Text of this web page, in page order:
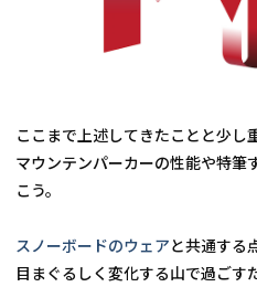
ここまで上述してきたことと少し
マウンテンパーカーの性能や特筆
こう。
スノーボードのウェアと共通する
目まぐるしく変化する山で過ごす